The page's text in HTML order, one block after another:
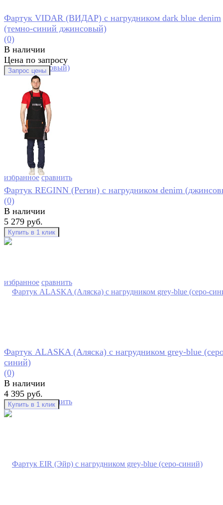
избранное сравнить
Фартук VIDAR (ВИДАР) с нагрудником dark blue denim
(темно-синий джинсовый)
(0)
В наличии
Цена по запросу
избранное сравнить
Фартук REGINN (Регин) с нагрудником denim
(0)
В наличии
5 279 руб.
избранное сравнить
Фартук ALASKA (Аляска) с нагрудником grey-blue
синий)
(0)
В наличии
4 395 руб.